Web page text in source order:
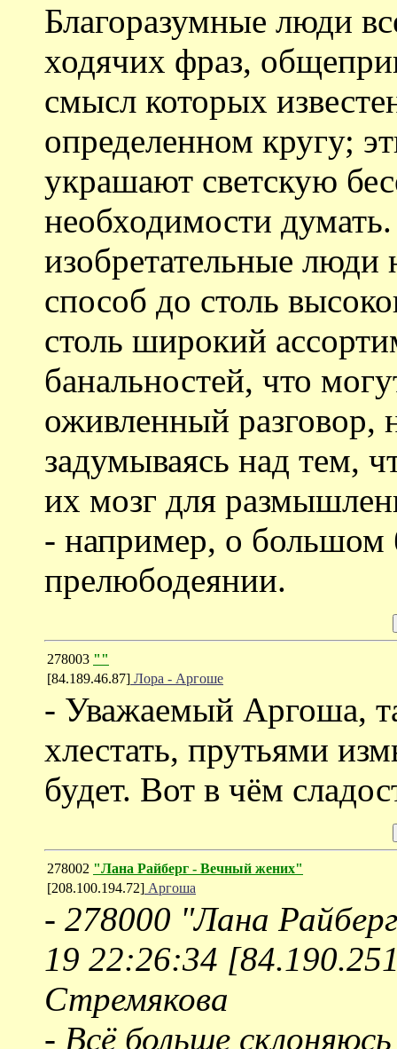
Благоразумные люди
ходячих фраз,
смысл которых
определенном кругу;
украшают светскую
необходимости
изобретательные люди
способ до столь
столь широкий
банальностей, что
оживленный разговор,
задумываясь над тем,
их мозг для
- например, о большом
прелюбодеянии.
278003 ""
[84.189.46.87] Лора - Аргоше
- Уважаемый Аргоша,
хлестать, прутьями
будет. Вот в чём
278002 "Лана Райберг - Вечный жених"
[208.100.194.72] Аргоша
- 278000 "Лана
19 22:26:34
Стремякова
- Всё больше